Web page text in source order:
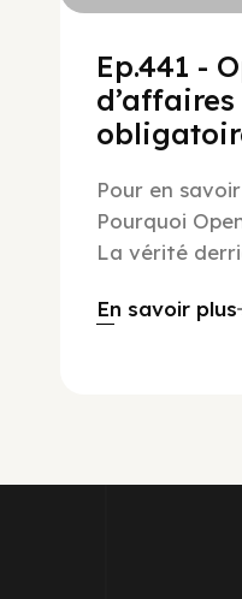
Ep.441 -
Pour en
Pourquoi
La vérité
En savoir plus